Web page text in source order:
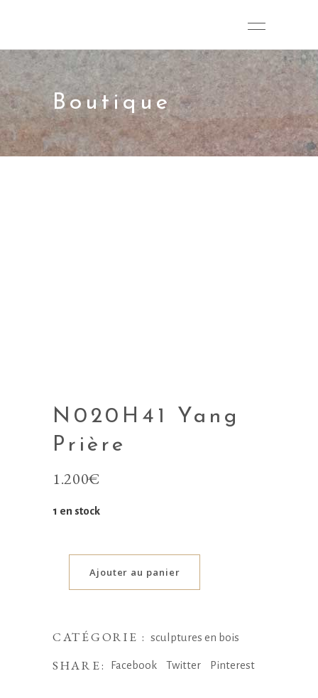
Boutique
N020H41 Yang
Prière
1.200€
1 en stock
Ajouter au panier
CATÉGORIE : sculptures en bois
SHARE: Facebook Twitter Pinterest